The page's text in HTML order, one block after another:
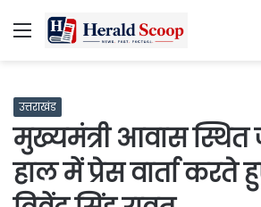
Menu
उत्तराखंड
मुख्यमंत्री आवास स्थित
हाल में प्रेस वार्ता करते